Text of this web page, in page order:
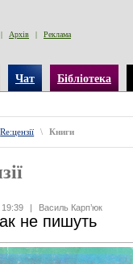
| Архів | Реклама
Чат Бібліотека
Re:цензії \ Книги
19:39 | Василь Карп’юк
не пишуть